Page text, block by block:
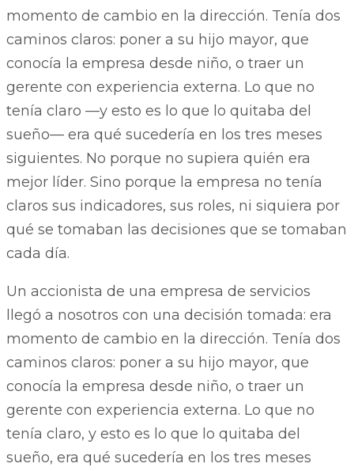
Un accionista de una empresa de servicios
llegó a nosotros con una decisión tomada: era
momento de cambio en la dirección. Tenía dos
caminos claros: poner a su hijo mayor, que
conocía la empresa desde niño, o traer un
gerente con experiencia externa. Lo que no
tenía claro, y esto es lo que lo quitaba del
sueño, era qué sucedería en los tres meses